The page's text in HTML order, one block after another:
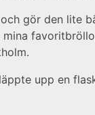
gör den lite
upp en